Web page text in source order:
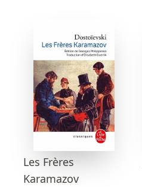
Les Frères
Karamazov